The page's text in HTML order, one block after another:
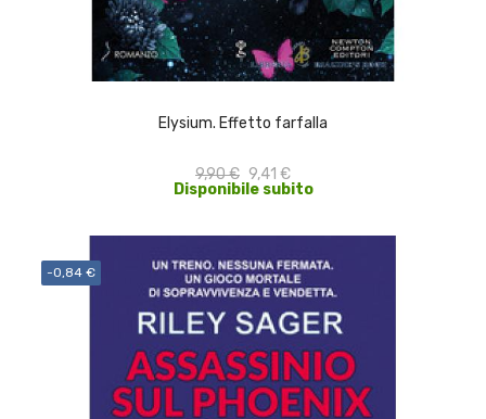
Elysium. Effetto farfalla
9,90 € 9,41 €
Disponibile subito
ACQUISTA
-0,84 €